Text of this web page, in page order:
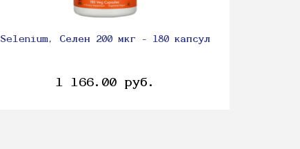
Selenium, Селен 200 мкг - 180 капсул
1 166.00 руб.